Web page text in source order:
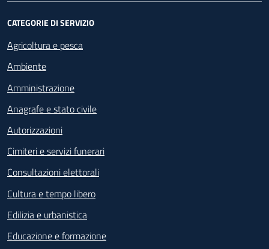
CATEGORIE DI SERVIZIO
Agricoltura e pesca
Ambiente
Amministrazione
Anagrafe e stato civile
Autorizzazioni
Cimiteri e servizi funerari
Consultazioni elettorali
Cultura e tempo libero
Edilizia e urbanistica
Educazione e formazione